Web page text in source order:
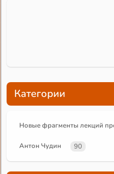
Категории
Новые фрагменты лекций
Антон Чудин 90